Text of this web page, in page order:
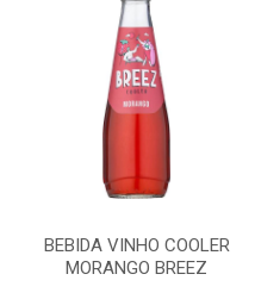
BEBIDA VINHO COOLER
MORANGO BREEZ